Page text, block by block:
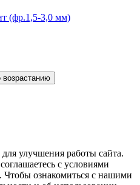
(фр.1,5-3,0 мм)
возрастанию
улучшения работы сайта.
с условиями
Чтобы ознакомиться с нашими